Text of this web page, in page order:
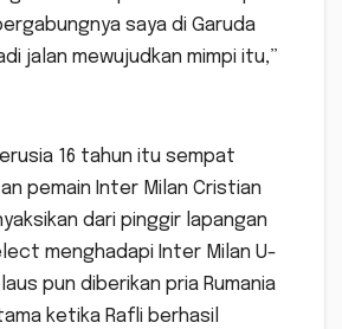
saya di Garuda
jalan mewujudkan mimpi itu,”
16 tahun itu sempat
pemain Inter Milan Cristian
dari pinggir lapangan
menghadapi Inter Milan U-
pun diberikan pria Rumania
ketika Rafli berhasil